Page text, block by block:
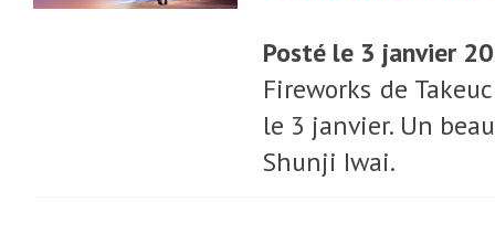
Posté le 3 janvier
Fireworks de
le 3 janvier. Un
Shunji Iwai.